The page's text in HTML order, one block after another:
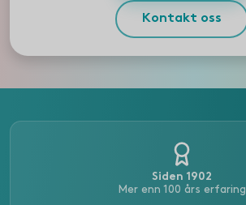
Kontakt oss
Siden 1902
Mer enn 100 års erfaring